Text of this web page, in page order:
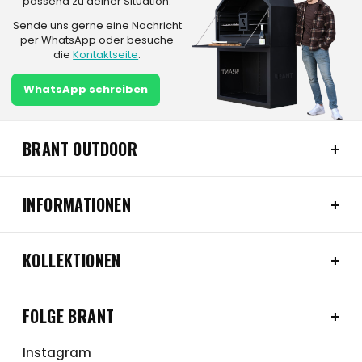
Sende uns gerne eine Nachricht
per WhatsApp oder besuche
dieKontaktseite.
WhatsApp schreiben
BRANT OUTDOOR
INFORMATIONEN
KOLLEKTIONEN
FOLGE BRANT
Instagram